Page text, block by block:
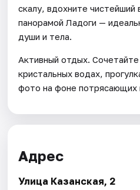
скалу, вдохните чистейший
панорамой Ладоги —
души и тела.
Активный отдых. Сочетайте
кристальных водах,
фото на фоне потрясающих
Адрес
Улица Казанская, 2